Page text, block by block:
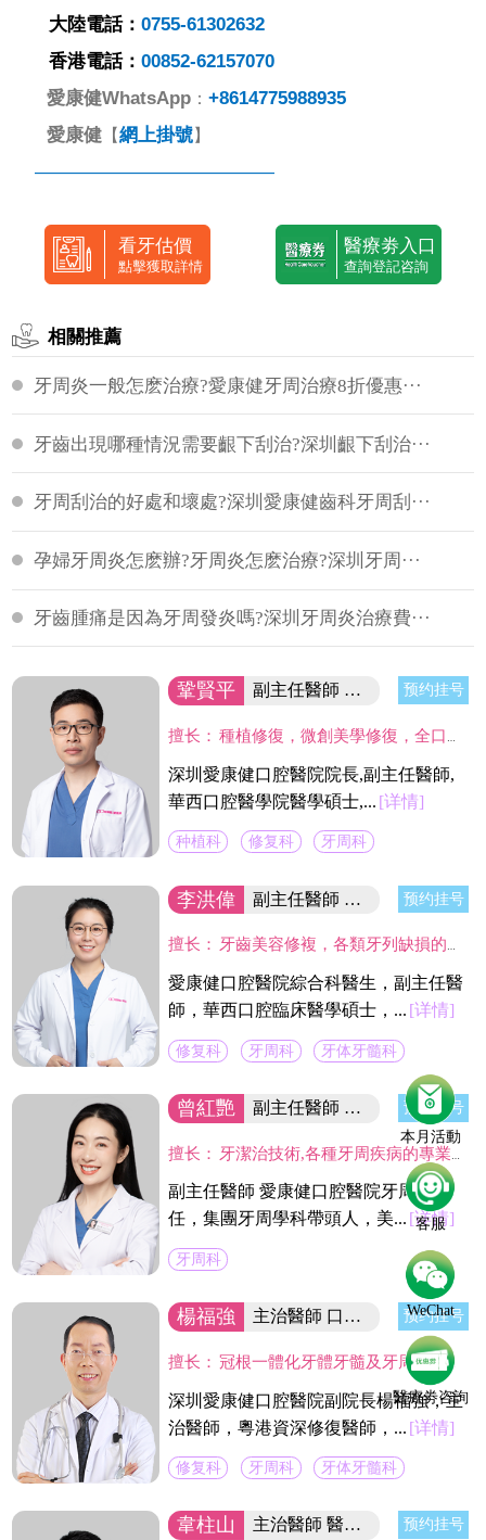
本月活動
客服
WeChat
醫療劵咨詢
大陸電話：0755-61302632
香港電話：00852-62157070
愛康健WhatsApp ：+8614775988935
愛康健 【網上掛號】
—————————————
看牙估價
點擊獲取詳情
醫療劵入口
查詢登記咨詢
相關推薦
牙周炎一般怎麽治療?愛康健牙周治療8折優惠···
牙齒出現哪種情況需要齦下刮治?深圳齦下刮治···
牙周刮治的好處和壞處?深圳愛康健齒科牙周刮···
孕婦牙周炎怎麽辦?牙周炎怎麽治療?深圳牙周···
牙齒腫痛是因為牙周發炎嗎?深圳牙周炎治療費···
鞏賢平 副主任醫師 醫院院長/碩士 预约挂号
擅长： 種植修復，微創美學修復，全口咬合重建等；熟練應用口腔顯微鏡並在顯微放大設備下進行種植手術、牙周美學手術及各類修復操作。熟練處理牙周病及牙體缺失、四環素、氟斑牙的全口美學修復工作，對於顯微治療有深入研究，具有豐富的口腔全科診療經驗。
深圳愛康健口腔醫院院長,副主任醫師,
華西口腔醫學院醫學碩士,... [详情]
种植科 修复科 牙周科
李洪偉 副主任醫師 口腔醫學碩士 预约挂号
擅长： 牙齒美容修複，各類牙列缺損的固定及活動義齒的修複、鑄造支架式可摘局部義齒、 數字化修複、種植上部義齒修複等。在口腔數字化修複、口腔色度學、口腔仿生材料等領域進行過深入研究，成績顯著。
愛康健口腔醫院綜合科醫生，副主任醫
師，華西口腔臨床醫學碩士，... [详情]
修复科 牙周科 牙体牙髓科
曾紅艷 副主任醫師 集团牙周學科帶頭人 预约挂号
擅长： 牙潔治技術,各種牙周疾病的專業治療及手術治療(翻瓣術及牙周引導骨組織再造術,龈切除術)及種植體周圍感染疾病的治療。
副主任醫師 愛康健口腔醫院牙周科主
任，集團牙周學科帶頭人，美... [详情]
牙周科
楊福強 主治醫師 口腔醫院副院長 预约挂号
擅长： 冠根一體化牙體牙髓及牙周病的診療，復雜牙的拔除，牙體缺損的嵌體修復，以及烤瓷冠、義齒的修復等方面的診治，在水激光治牙方面有著豐富的臨床經驗。臨床工作中致力於牙體保存，種植修復設計，咬合功能重建，微創美學牙體修復等。
深圳愛康健口腔醫院副院長楊福強，主
治醫師，粵港資深修復醫師，... [详情]
修复科 牙周科 牙体牙髓科
韋柱山 主治醫師 醫院綜合科主任 预约挂号